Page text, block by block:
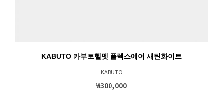
KABUTO 카부토헬멧 플렉스에어 새틴화이트
KABUTO
₩300,000